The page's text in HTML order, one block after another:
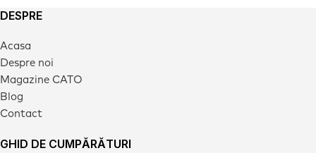
DESPRE
Acasa
Despre noi
Magazine CATO
Blog
Contact
GHID DE CUMPĂRĂTURI